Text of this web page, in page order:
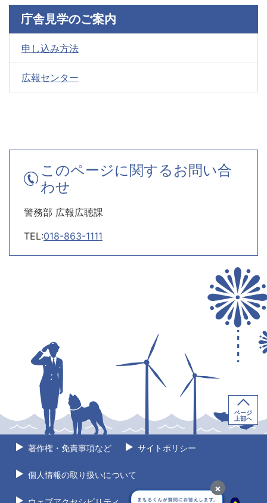
庁舎見学のご案内
申し込み方法
広報センター
このページに関するお問い合
わせ
警務部 広報広聴課
TEL:018-863-1111
×
著作権・免責事項など サイトポリシー
個人情報の取り扱いについて
ページ
上部へ